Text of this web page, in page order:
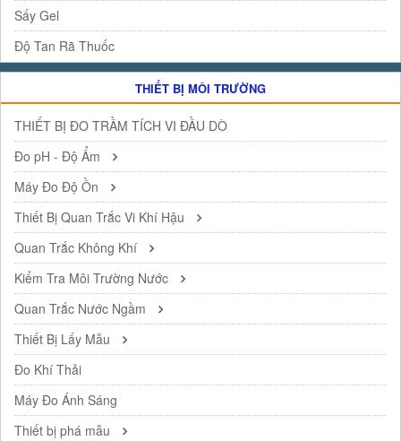
Sấy Gel
Độ Tan Rã Thuốc
THIẾT BỊ MÔI TRƯỜNG
THIẾT BỊ ĐO TRẦM TÍCH VI ĐẦU DÒ
Đo pH - Độ Ẩm
Máy Đo Độ Ồn
Thiết Bị Quan Trắc Vi Khí Hậu
Quan Trắc Không Khí
Kiểm Tra Môi Trường Nước
Quan Trắc Nước Ngầm
Thiết Bị Lấy Mẫu
Đo Khí Thải
Máy Đo Ánh Sáng
Thiết bị phá mẫu